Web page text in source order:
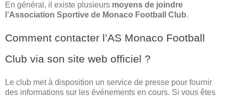
En général, il existe plusieurs moyens de joindre
l’Association Sportive de Monaco Football Club.
Comment contacter l’AS Monaco Football
Club via son site web officiel ?
Le club met à disposition un service de presse pour fournir
des informations sur les événements en cours. Si vous êtes